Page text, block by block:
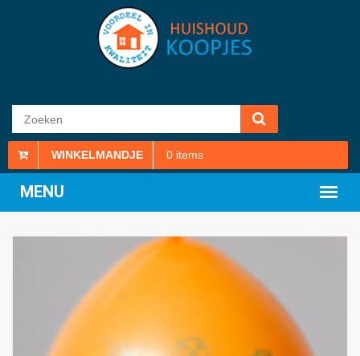
WINKELMANDJE 0 items